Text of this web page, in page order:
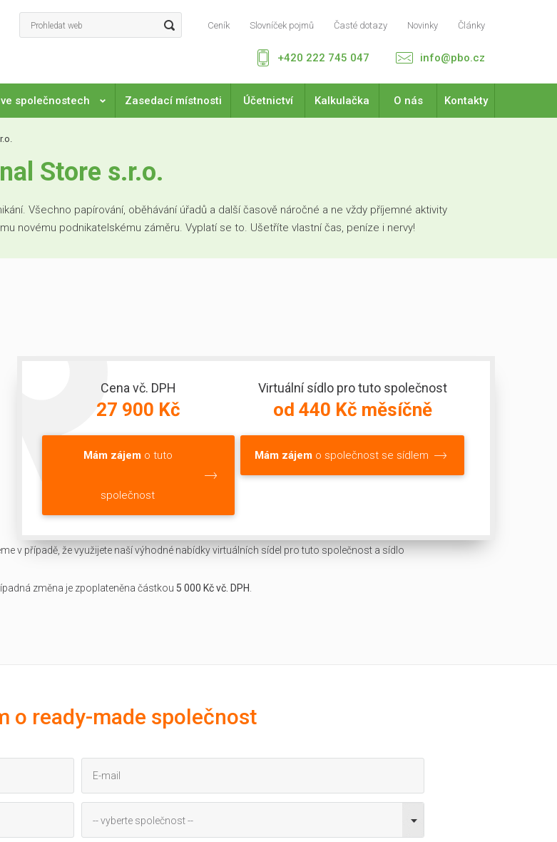
Ceník Slovníček pojmů Časté dotazy Novinky Články
info@pbo.cz
+420 222 745 047
společnostech Zasedací místnosti Účetnictví Kalkulačka O nás Kontakty
Store s.r.o.
Všechno papírování, oběhávání úřadů a další časově náročné a ne vždy příjemné aktivity
novému podnikatelskému záměru. Vyplatí se to. Ušetříte vlastní čas, peníze i nervy!
Cena vč. DPH
27 900 Kč
Mám zájemo tuto
společnost
Virtuální sídlo pro tuto společnost
od 440 Kč měsíčně
Mám zájem o společnost se sídlem
v případě, že využijete naší výhodné nabídky virtuálních sídel pro tuto společnost a sídlo
změna je zpoplateněna částkou 5 000 Kč vč. DPH
o ready-made společnost
-- vyberte společnost --